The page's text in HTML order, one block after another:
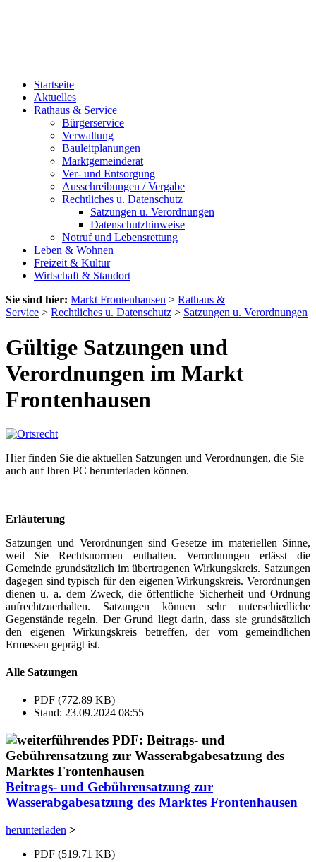
Startseite
Aktuelles
Rathaus & Service
Bürgerservice
Verwaltung
Bauleitplanungen
Marktgemeinderat
Ver- und Entsorgung
Ausschreibungen / Vergabe
Rechtliches u. Datenschutz
Satzungen u. Verordnungen
Datenschutzhinweise
Notruf und Lebensrettung
Leben & Wohnen
Freizeit & Kultur
Wirtschaft & Standort
Sie sind hier: Markt Frontenhausen > Rathaus &
Service > Rechtliches u. Datenschutz > Satzungen u. Verordnungen
Gültige Satzungen und
Verordnungen im Markt
Frontenhausen
Hier finden Sie die aktuellen Satzungen und Verordnungen, die Sie
auch auf Ihren PC herunterladen können.
Erläuterung
Satzungen und Verordnungen sind Gesetze im materiellen Sinne,
weil Sie Rechtsnormen enthalten. Verordnungen erlässt die
Gemeinde grundsätzlich im übertragenen Wirkungskreis. Satzungen
dagegen sind typisch für den eigenen Wirkungskreis. Verordnungen
dienen u. a. dem Zweck, die öffentliche Sicherheit und Ordnung
aufrechtzuerhalten. Satzungen können sehr unterschiedliche
Gegenstände regeln. Der Grund liegt darin, dass sie grundsätzlich
den eigenen Wirkungskreis betreffen, der vom gemeindlichen
Ermessen geprägt ist.
Alle Satzungen
PDF (772.89 KB)
Stand: 23.09.2024 08:55
Beitrags- und Gebührensatzung zur
Wasserabgabesatzung des Marktes Frontenhausen
herunterladen >
PDF (519.71 KB)